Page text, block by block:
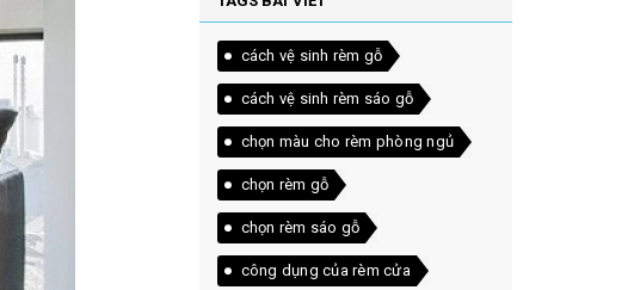
cách vệ sinh rèm gỗ
cách vệ sinh rèm sáo gỗ
chọn màu cho rèm phòng ngủ
chọn rèm gỗ
chọn rèm sáo gỗ
công dụng của rèm cửa